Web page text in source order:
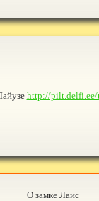
http://pilt.delfi.ee/
О замке Лаис